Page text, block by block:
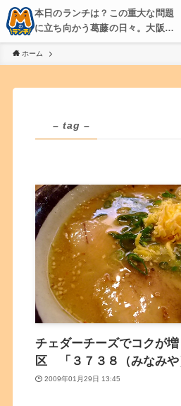
本日のランチは？この重大な問題
に立ち向かう葛藤の日々。大阪・
京都・神戸を中心とした食べ歩
き、飲み歩きを綴る。
ホーム
– tag –
チェダーチーズでコクが
区 「３７３８（みなみや
2009年01月29日 13:45